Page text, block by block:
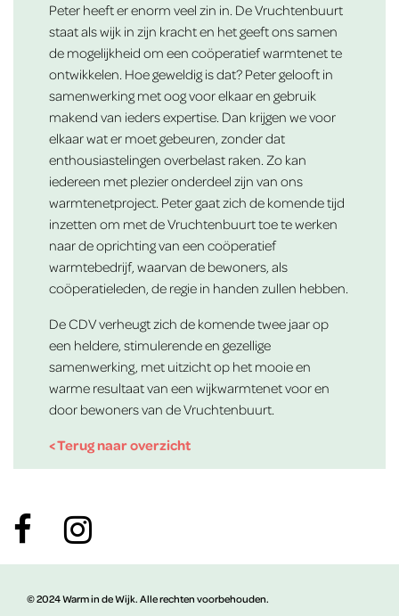
Peter heeft er enorm veel zin in. De Vruchtenbuurt
staat als wijk in zijn kracht en het geeft ons samen
de mogelijkheid om een coöperatief warmtenet te
ontwikkelen. Hoe geweldig is dat? Peter gelooft in
samenwerking met oog voor elkaar en gebruik
makend van ieders expertise. Dan krijgen we voor
elkaar wat er moet gebeuren, zonder dat
enthousiastelingen overbelast raken. Zo kan
iedereen met plezier onderdeel zijn van ons
warmtenetproject. Peter gaat zich de komende tijd
inzetten om met de Vruchtenbuurt toe te werken
naar de oprichting van een coöperatief
warmtebedrijf, waarvan de bewoners, als
coöperatieleden, de regie in handen zullen hebben.
De CDV verheugt zich de komende twee jaar op
een heldere, stimulerende en gezellige
samenwerking, met uitzicht op het mooie en
warme resultaat van een wijkwarmtenet voor en
door bewoners van de Vruchtenbuurt.
< Terug naar overzicht
© 2024 Warm in de Wijk. Alle rechten voorbehouden.